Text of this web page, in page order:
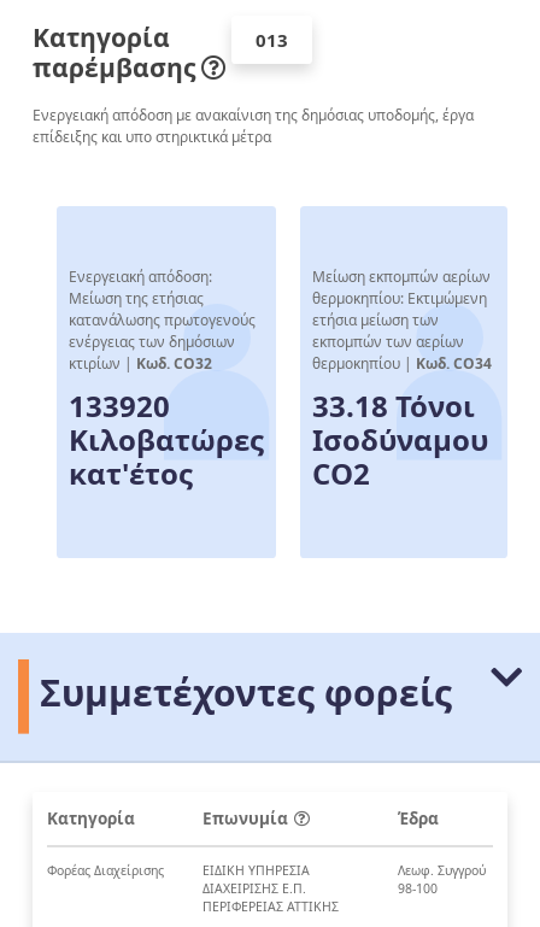
Κατηγορία
παρέμβασης
013
Ενεργειακή απόδοση με ανακαίνιση της δημόσιας υποδομής, έργα
επίδειξης και υπο­ στηρικτικά μέτρα
Ενεργειακή απόδοση:
Μείωση της ετήσιας
κατανάλωσης πρωτογενούς
ενέργειας των δημόσιων
κτιρίων | Κωδ. CO32
133920
Κιλοβατώρες
κατ'έτος
Μείωση εκπομπών αερίων
θερμοκηπίου: Εκτιμώμενη
ετήσια μείωση των
εκπομπών των αερίων
θερμοκηπίου | Κωδ. CO34
33.18 Τόνοι
Ισοδύναμου
CO2
Συμμετέχοντες φορείς
Κατηγορία Επωνυμία Έδρα
Φορέας Διαχείρισης
ΕΙΔΙΚΗ ΥΠΗΡΕΣΙΑ
ΔΙΑΧΕΙΡΙΣΗΣ Ε.Π.
ΠΕΡΙΦΕΡΕΙΑΣ ΑΤΤΙΚΗΣ
Λεωφ. Συγγρού
98-100